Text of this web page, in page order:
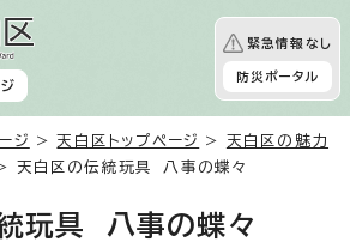
緊急情報なし
防災ポータル
ジ >天白区トップページ > 天白区の魅力
天白区の伝統玩具 八事の蝶々
玩具 八事の蝶々